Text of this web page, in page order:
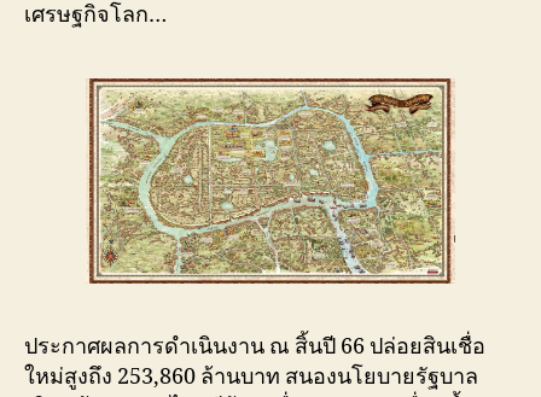
เศรษฐกิจโลก…
ประกาศผลการดำเนินงาน ณ สิ้นปี 66 ปล่อยสินเชื่อ
ใหม่สูงถึง 253,860 ล้านบาท สนองนโยบายรัฐบาล